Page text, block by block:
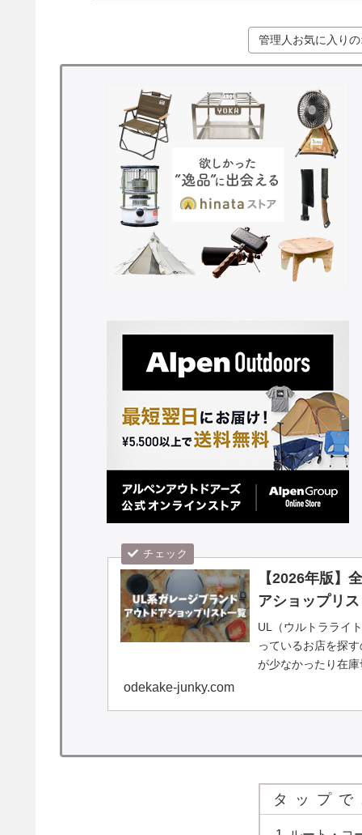
管理人お気に入り
【2026年版】
アショップリ
UL（ウルトラライ
っているお店を探
が少なかったり在
odekake-junky.com
タップ